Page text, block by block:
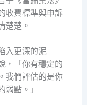
收費標準與申訴
楚楚。
入更深的泥
，「你有穩定的
我們評估的是你
點。」